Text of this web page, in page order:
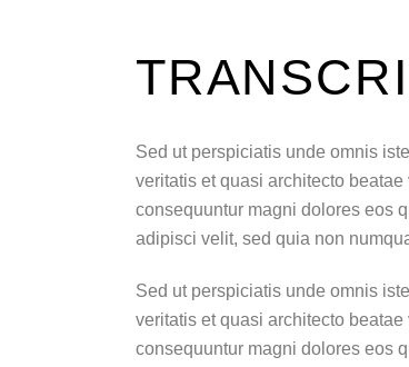
Sed ut perspiciatis unde omnis
veritatis et quasi architecto
consequuntur magni dolores eos
adipisci velit, sed quia non
Sed ut perspiciatis unde omnis
veritatis et quasi architecto
consequuntur magni dolores eos